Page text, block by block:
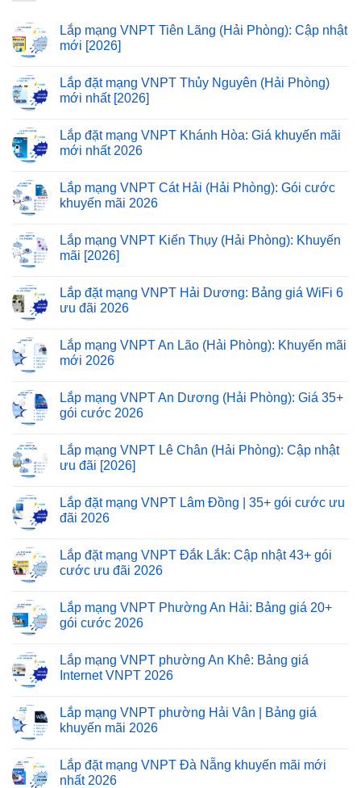
Lắp mạng VNPT Tiên Lãng (Hải Phòng): Cập nhật
mới [2026]
Lắp đặt mạng VNPT Thủy Nguyên (Hải Phòng)
mới nhất [2026]
Lắp đặt mạng VNPT Khánh Hòa: Giá khuyến mãi
mới nhất 2026
Lắp mạng VNPT Cát Hải (Hải Phòng): Gói cước
khuyến mãi 2026
Lắp mạng VNPT Kiến Thụy (Hải Phòng): Khuyến
mãi [2026]
Lắp đặt mạng VNPT Hải Dương: Bảng giá WiFi 6
ưu đãi 2026
Lắp mạng VNPT An Lão (Hải Phòng): Khuyến mãi
mới 2026
Lắp mạng VNPT An Dương (Hải Phòng): Giá 35+
gói cước 2026
Lắp mạng VNPT Lê Chân (Hải Phòng): Cập nhật
ưu đãi [2026]
Lắp đặt mạng VNPT Lâm Đồng | 35+ gói cước ưu
đãi 2026
Lắp đặt mạng VNPT Đắk Lắk: Cập nhật 43+ gói
cước ưu đãi 2026
Lắp mạng VNPT Phường An Hải: Bảng giá 20+
gói cước 2026
Lắp mạng VNPT phường An Khê: Bảng giá
Internet VNPT 2026
Lắp mạng VNPT phường Hải Vân | Bảng giá
khuyến mãi 2026
Lắp đặt mạng VNPT Đà Nẵng khuyến mãi mới
nhất 2026